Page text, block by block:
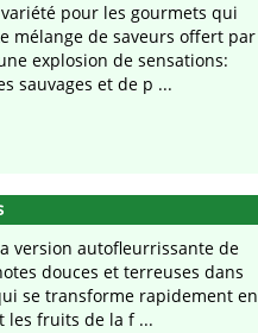
pour les gourmets qui
mélange de saveurs offert par
explosion de sensations:
sauvages et de p ...
version autofleurrissante de
douces et terreuses dans
se transforme rapidement en
les fruits de la f ...